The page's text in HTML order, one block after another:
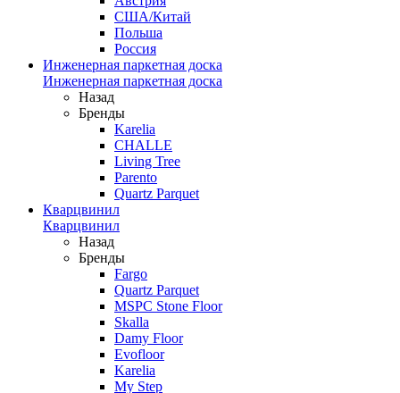
США/Китай
Польша
Россия
Инженерная паркетная доска
Инженерная паркетная доска
Назад
Бренды
Karelia
CHALLE
Living Tree
Parento
Quartz Parquet
Кварцвинил
Кварцвинил
Назад
Бренды
Fargo
Quartz Parquet
MSPC Stone Floor
Skalla
Damy Floor
Evofloor
Karelia
My Step